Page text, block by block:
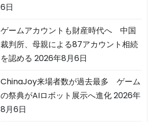
6日
ゲームアカウントも財産時代へ 中国
裁判所、母親による87アカウント相続
を認める 2026年8月6日
ChinaJoy来場者数が過去最多 ゲーム
の祭典がAIロボット展示へ進化2026年
8月6日